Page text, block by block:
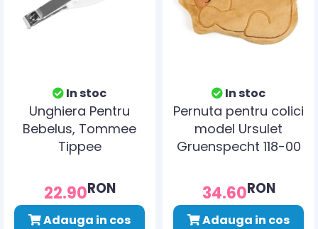
In stoc
Unghiera Pentru
Bebelus, Tommee
Tippee
22.90RON
Adauga in cos
In stoc
Pernuta pentru colici
model Ursulet
Gruenspecht 118-00
34.60RON
Adauga in cos